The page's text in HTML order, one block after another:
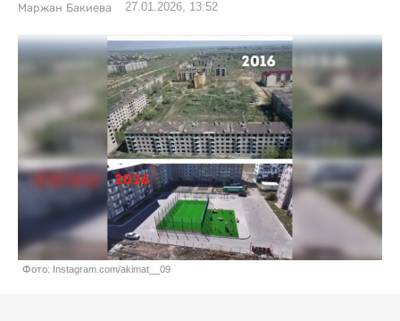
Маржан Бакиева 27.01.2026, 13:52
Фото: Instagram.com/akimat__09